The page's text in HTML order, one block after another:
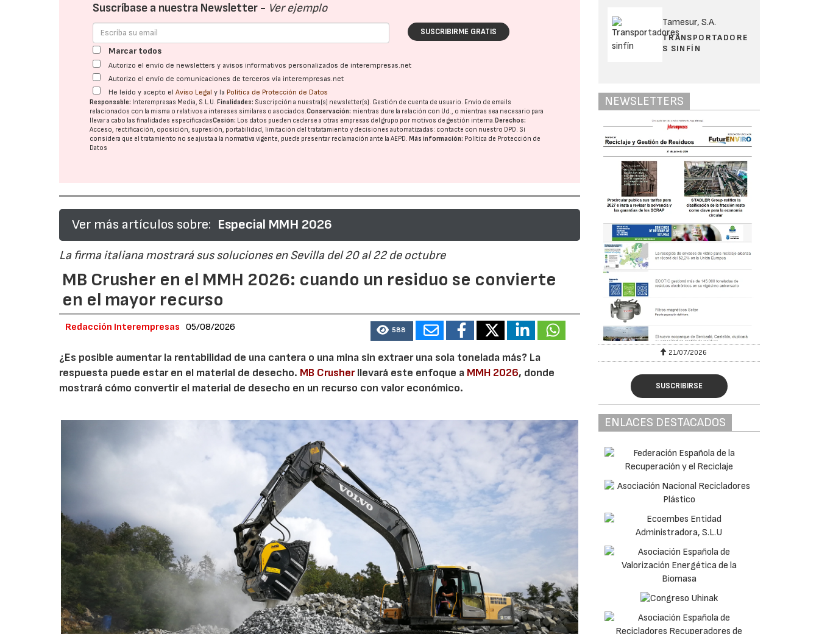
Suscríbase a nuestra Newsletter - Ver ejemplo
SUSCRIBIRME GRATIS
Marcar todos
Autorizo el envío de newsletters y avisos informativos personalizados de interempresas.net
Autorizo el envío de comunicaciones de terceros vía interempresas.net
He leído y acepto elAviso Legal y la Política de Protección de Datos
Responsable: Interempresas Media, S.L.U.Finalidades: Suscripción a nuestra(s) newsletter(s). Gestión de cuenta de usuario. Envío de emails
relacionados con la misma o relativos a intereses similares o asociados.Conservación: mientras dure la relación con Ud., o mientras sea necesario para
llevar a cabo las finalidades especificadasCesión: Los datos pueden cederse a otras empresas del grupo por motivos de gestión interna.Derechos:
Acceso, rectificación, oposición, supresión, portabilidad, limitación del tratatamiento y decisiones automatizadas: contacte con nuestro DPD. Si
considera que el tratamiento no se ajusta a la normativa vigente, puede presentar reclamación ante laAEPD.Más información: Política de Protección de
Datos
Ver más artículos sobre: Especial MMH 2026
La firma italiana mostrará sus soluciones en Sevilla del 20 al 22 de octubre
MB Crusher en el MMH 2026: cuando un residuo se convierte
en el mayor recurso
Redacción Interempresas 05/08/2026 588
¿Es posible aumentar la rentabilidad de una cantera o una mina sin extraer una sola tonelada más? La
respuesta puede estar en el material de desecho. MB Crusherllevará este enfoque a MMH 2026, donde
mostrará cómo convertir el material de desecho en un recurso con valor económico.
Tamesur, S.A.
TRANSPORTADORE
S SINFÍN
NEWSLETTERS
21/07/2026 28/07/2026 21/07/2026
SUSCRIBIRSE
ENLACES DESTACADOS